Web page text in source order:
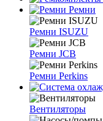
Ремни
Ремни ISUZU
Ремни JCB
Ремни Perkins
Вентиляторы